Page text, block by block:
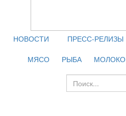
НОВОСТИ ПРЕСС-РЕЛИЗЫ
МЯСО
РЫБА МОЛОКО